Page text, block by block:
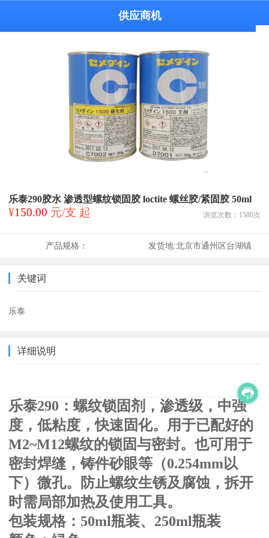
供应商机
乐泰290胶水 渗透型螺纹锁固胶 loctite 螺丝胶/紧固胶 50ml
¥150.00 元/支 起 浏览次数： 1580次
产品规格： 发货地:北京市通州区台湖镇
关键词
乐泰
详细说明
乐泰290：螺纹锁固剂，渗透级，中强
度，低粘度，快速固化。 用于已配好的
M2~M12螺纹的锁固与密封。也可用于
密封焊缝，铸件砂眼等（0.254mm以
下）微孔。
防止螺纹生锈及腐蚀，拆开
时需局部加热及使用工具。
包装规格：50ml瓶装、250ml瓶装